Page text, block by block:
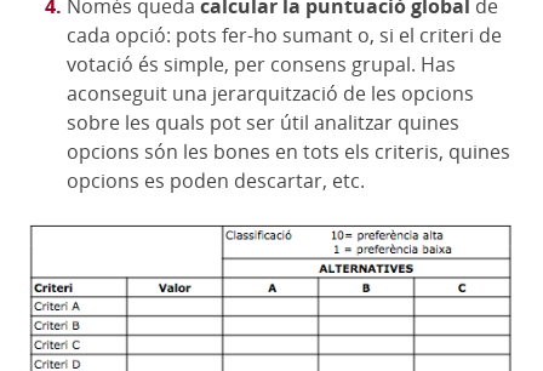
Només queda calcular la puntuació global de
cada opció: pots fer-ho sumant o, si el criteri de
votació és simple, per consens grupal. Has
aconseguit una jerarquització de les opcions
sobre les quals pot ser útil analitzar quines
opcions són les bones en tots els criteris, quines
opcions es poden descartar, etc.